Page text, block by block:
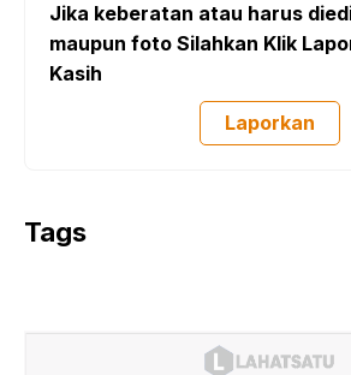
Jika keberatan atau harus
maupun foto Silahkan Klik
Kasih
Laporkan
Tags